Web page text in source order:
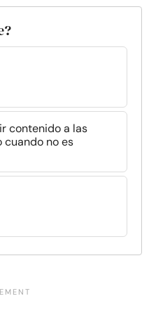
contenido a las
cuando no es